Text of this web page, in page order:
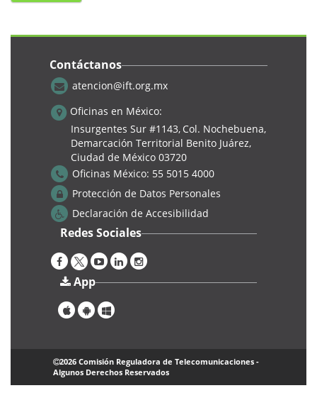
Contáctanos
atencion@ift.org.mx
Oficinas en México:
Insurgentes Sur #1143, Col. Nochebuena,
Demarcación Territorial Benito Juárez,
Ciudad de México 03720
Oficinas México: 55 5015 4000
Protección de Datos Personales
Declaración de Accesibilidad
Redes Sociales
App
2026 Comisión Reguladora de Telecomunicaciones -
Algunos Derechos Reservados